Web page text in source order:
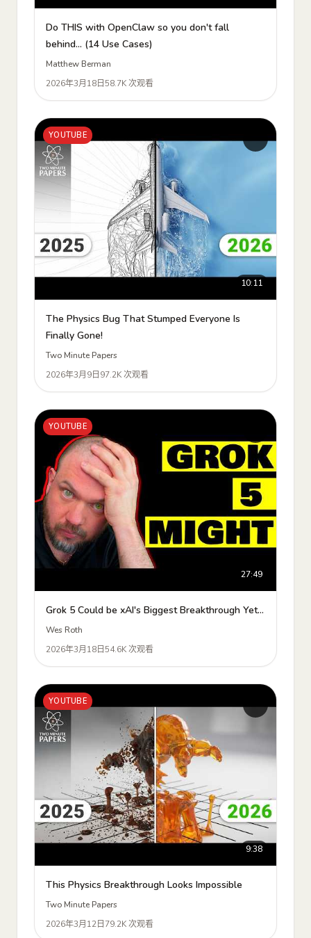
Do THIS with OpenClaw so you don't fall
behind... (14 Use Cases)
Matthew Berman
2026年3月18日58.7K 次观看
YOUTUBE
10:11
The Physics Bug That Stumped Everyone Is
Finally Gone!
Two Minute Papers
2026年3月9日 97.2K 次观看
YOUTUBE
27:49
Grok 5 Could be xAI's Biggest Breakthrough Yet...
Wes Roth
2026年3月18日54.6K 次观看
YOUTUBE
9:38
This Physics Breakthrough Looks Impossible
Two Minute Papers
2026年3月12日 79.2K 次观看